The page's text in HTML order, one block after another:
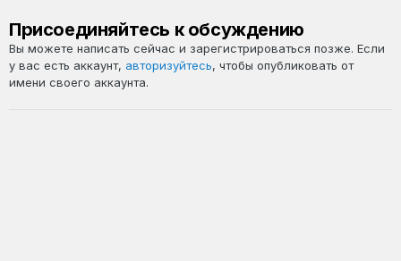
Присоединяйтесь к обсуждению
Вы можете написать сейчас и зарегистрироваться позже. Если
у вас есть аккаунт, авторизуйтесь, чтобы опубликовать от
имени своего аккаунта.